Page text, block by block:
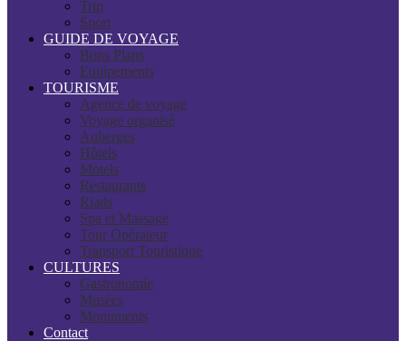
Trip
Sport
GUIDE DE VOYAGE
Bons Plans
Equipements
TOURISME
Agence de voyage
Voyage organisé
Auberges
Hôtels
Motels
Restaurants
Riads
Spa et Massage
Tour Opérateur
Transport Touristique
CULTURES
Gastronomie
Musées
Monuments
Contact